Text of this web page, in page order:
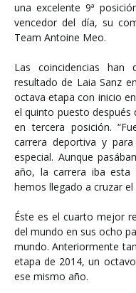
una excelente 9ª
vencedor del día, su
Team Antoine Meo.
Las coincidencias
resultado de Laia Sanz
octava etapa con inicio
el quinto puesto después
en tercera posición.
carrera deportiva y
especial. Aunque
año, la carrera iba
hemos llegado a cruzar el
Éste es el cuarto mejor
del mundo en sus ocho
mundo. Anteriormente
etapa de 2014, un
ese mismo año.